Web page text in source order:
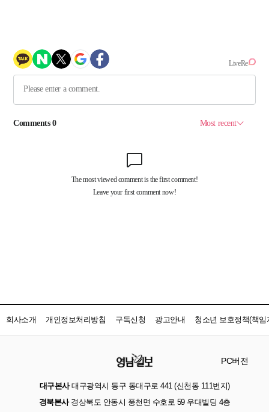
회사소개 개인정보처리방침 구독신청 광고안내 청소년 보호정책(책임
PC버전
대구본사대구광역시 동구 동대구로 441 (신천동 111번지)
경북본사경상북도 안동시 풍천면 수호로 59 우대빌딩 4층